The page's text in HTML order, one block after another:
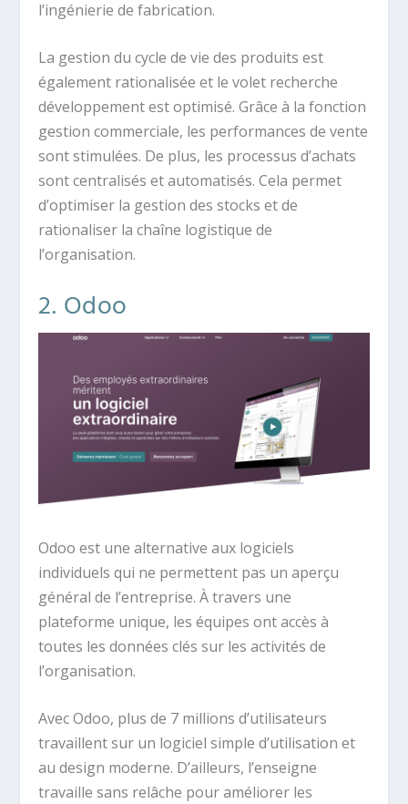
l’ingénierie de fabrication.
La gestion du cycle de vie des produits est
également rationalisée et le volet recherche
développement est optimisé. Grâce à la fonction
gestion commerciale, les performances de vente
sont stimulées. De plus, les processus d’achats
sont centralisés et automatisés. Cela permet
d’optimiser la gestion des stocks et de
rationaliser la chaîne logistique de
l’organisation.
2. Odoo
Odoo est une alternative aux logiciels
individuels qui ne permettent pas un aperçu
général de l’entreprise. À travers une
plateforme unique, les équipes ont accès à
toutes les données clés sur les activités de
l’organisation.
Avec Odoo, plus de 7 millions d’utilisateurs
travaillent sur un logiciel simple d’utilisation et
au design moderne. D’ailleurs, l’enseigne
travaille sans relâche pour améliorer les